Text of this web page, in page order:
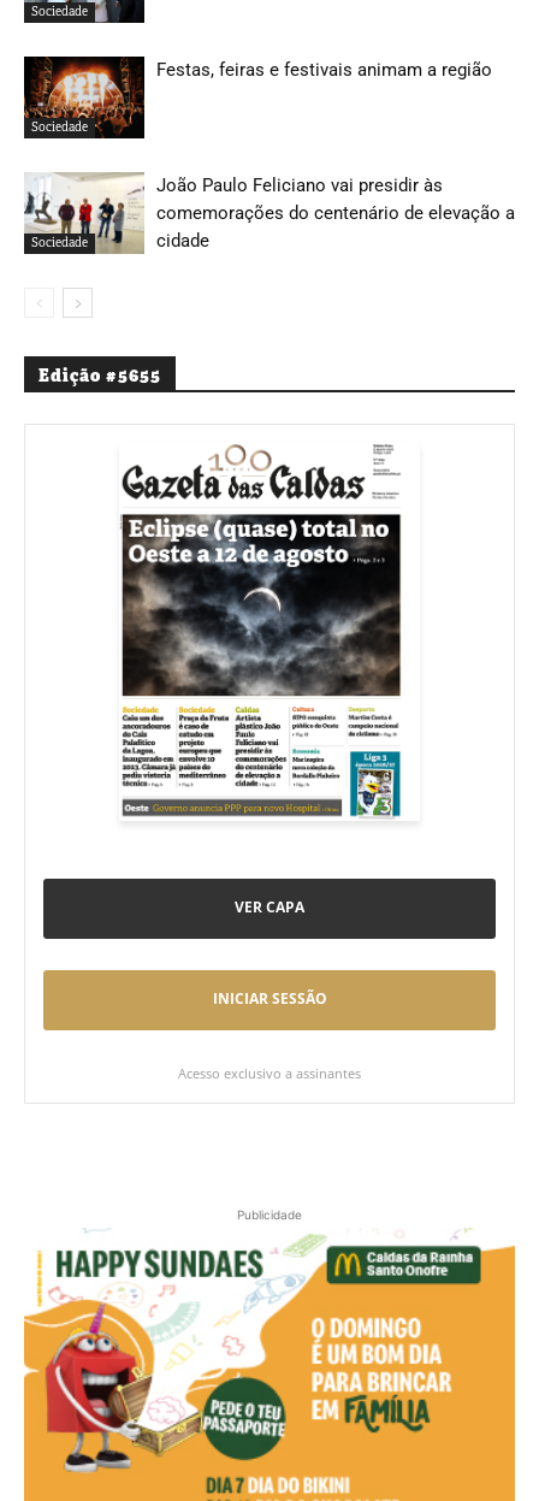
Sociedade
Sociedade
Festas, feiras e festivais animam a região
Sociedade
João Paulo Feliciano vai presidir às
comemorações do centenário de elevação a
cidade
Edição #5655
VER CAPA
INICIAR SESSÃO
Acesso exclusivo a assinantes
Publicidade